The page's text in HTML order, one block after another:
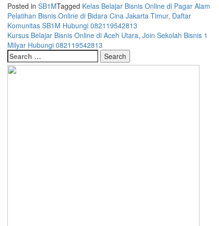
Posted in SB1MTagged Kelas Belajar Bisnis Online di Pagar Alam
Post
navigation
Pelatihan Bisnis Online di Bidara Cina Jakarta Timur, Daftar
Komunitas SB1M Hubungi 082119542813
Kursus Belajar Bisnis Online di Aceh Utara, Join Sekolah Bisnis 1
Milyar Hubungi 082119542813
Search
for: